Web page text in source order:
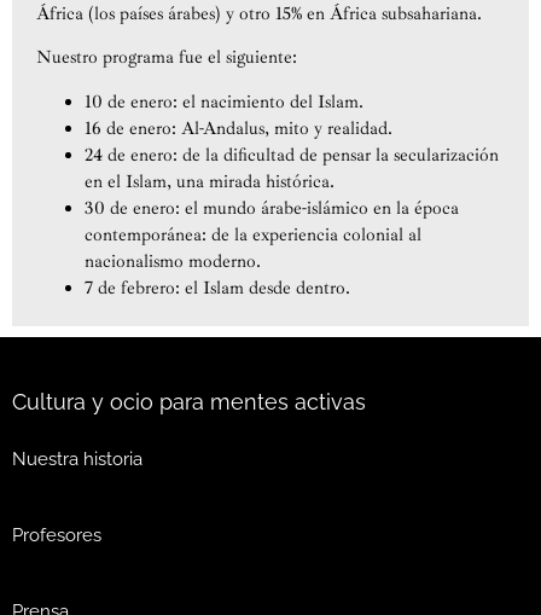
África (los países árabes) y otro 15% en África subsahariana.
Nuestro programa fue el siguiente:
10 de enero: el nacimiento del Islam.
16 de enero: Al-Andalus, mito y realidad.
24 de enero: de la dificultad de pensar la secularización
en el Islam, una mirada histórica.
30 de enero: el mundo árabe-islámico en la época
contemporánea: de la experiencia colonial al
nacionalismo moderno.
7 de febrero: el Islam desde dentro.
Cultura y ocio para mentes activas
Nuestra historia
Profesores